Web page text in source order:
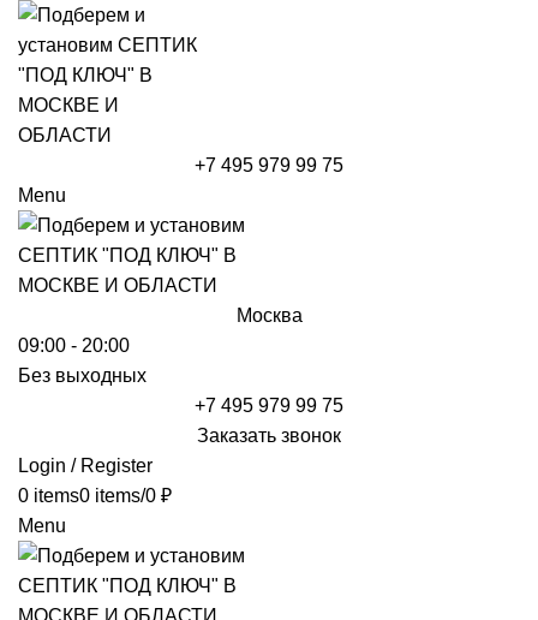
+7 495 979 99 75
Menu
Москва
09:00 - 20:00
Без выходных
+7 495 979 99 75
Заказать звонок
Login / Register
0 items0 items/0 ₽
Menu